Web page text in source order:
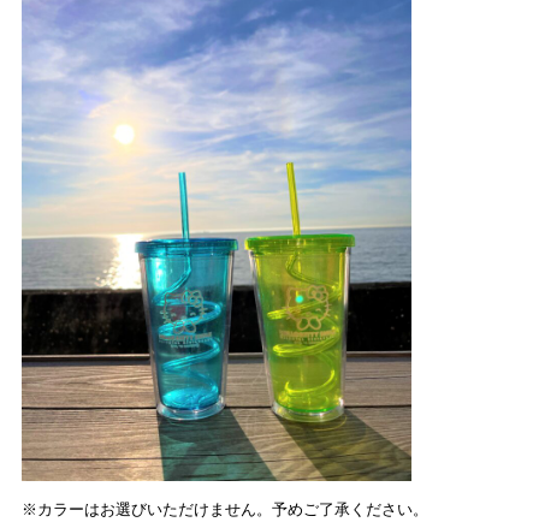
※カラーはお選びいただけません。予めご了承ください。